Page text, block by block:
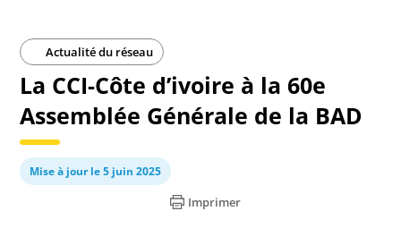
Actualité du réseau
La CCI-Côte d’ivoire à la 60e
Assemblée Générale de la BAD
Mise à jour le 5 juin 2025
Imprimer